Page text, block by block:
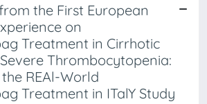
the First European
on
Treatment in Cirrhotic
Thrombocytopenia:
REAl-World
Treatment in ITalY Study